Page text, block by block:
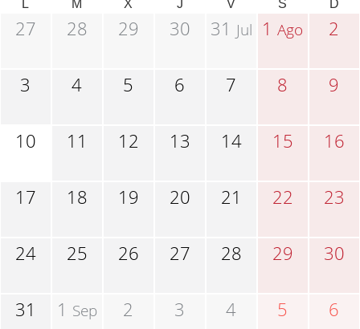
L M X J V S D
27 28 29 30 31 Jul 1Ago 2
3 4 5 6 7 8 9
10 11 12 13 14 15 16
17 18 19 20 21 22 23
24 25 26 27 28 29 30
31 1 Sep 2 3 4 5 6